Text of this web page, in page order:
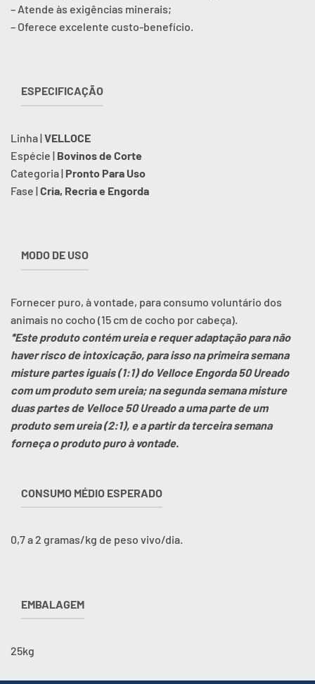
– Atende às exigências minerais;
– Oferece excelente custo-benefício.
ESPECIFICAÇÃO
Linha |VELLOCE
Espécie | Bovinos de Corte
Categoria | Pronto Para Uso
Fase |Cria, Recria e Engorda
MODO DE USO
Fornecer puro, à vontade, para consumo voluntário dos
animais no cocho (15 cm de cocho por cabeça).
*Este produto contém ureia e requer adaptação para não
haver risco de intoxicação, para isso na primeira semana
misture partes iguais (1:1) do Velloce Engorda 50 Ureado
com um produto sem ureia; na segunda semana misture
duas partes de Velloce 50 Ureado a uma parte de um
produto sem ureia (2:1), e a partir da terceira semana
forneça o produto puro à vontade.
CONSUMO MÉDIO ESPERADO
0,7 a 2 gramas/kg de peso vivo/dia.
EMBALAGEM
25kg